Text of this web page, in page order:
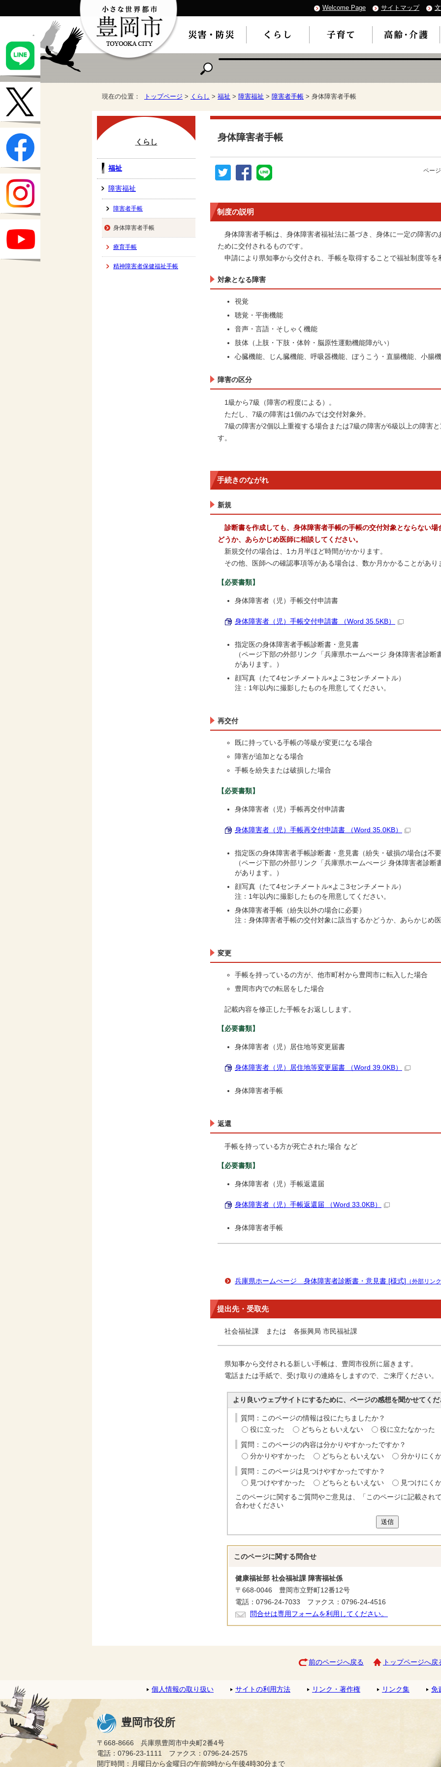
Welcome Page サイトマップ
現在の位置： トップページ > くらし > 福祉 > 障害福祉 > 障害者手帳 > 身体障害者手帳
身体障害者手帳
ペー
制度の説明
身体障害者手帳は、身体障害者福祉法に基づき、身体に一定の障害の
ために交付されるものです。
申請により県知事から交付され、手帳を取得することで福祉制度等を
対象となる障害
視覚
聴覚・平衡機能
音声・言語・そしゃく機能
肢体（上肢・下肢・体幹・脳原性運動機能障がい）
心臓機能、じん臓機能、呼吸器機能、ぼうこう・直腸機能、小腸
障害の区分
1級から7級（障害の程度による）。
ただし、7級の障害は1個のみでは交付対象外。
7級の障害が2個以上重複する場合または7級の障害が6級以上の障害
す。
手続きのながれ
新規
診断書を作成しても、身体障害者手帳の手帳の交付対象とならない場
どうか、あらかじめ医師に相談してください。
新規交付の場合は、1カ月半ほど時間がかかります。
その他、医師への確認事項等がある場合は、数か月かかることがあり
【必要書類】
身体障害者（児）手帳交付申請書
身体障害者（児）手帳交付申請書 （Word 35.5KB）
指定医の身体障害者手帳診断書・意見書
（ページ下部の外部リンク「兵庫県ホームぺージ 身体障害者診
があります。）
顔写真（たて4センチメートル×よこ3センチメートル）
注：1年以内に撮影したものを用意してください。
再交付
既に持っている手帳の等級が変更になる場合
障害が追加となる場合
手帳を紛失または破損した場合
【必要書類】
身体障害者（児）手帳再交付申請書
身体障害者（児）手帳再交付申請書 （Word 35.0KB）
指定医の身体障害者手帳診断書・意見書（紛失・破損の場合は不
（ページ下部の外部リンク「兵庫県ホームぺージ 身体障害者診
があります。）
顔写真（たて4センチメートル×よこ3センチメートル）
注：1年以内に撮影したものを用意してください。
身体障害者手帳（紛失以外の場合に必要）
注：身体障害者手帳の交付対象に該当するかどうか、あらかじめ
変更
手帳を持っているの方が、他市町村から豊岡市に転入した場合
豊岡市内での転居をした場合
記載内容を修正した手帳をお返しします。
【必要書類】
身体障害者（児）居住地等変更届書
身体障害者（児）居住地等変更届書 （Word 39.0KB）
身体障害者手帳
返還
手帳を持っている方が死亡された場合 など
【必要書類】
身体障害者（児）手帳返還届
身体障害者（児）手帳返還届 （Word 33.0KB）
身体障害者手帳
兵庫県ホームぺージ 身体障害者診断書・意見書 [様式] （外部リン
提出先・受取先
社会福祉課 または 各振興局 市民福祉課
県知事から交付される新しい手帳は、豊岡市役所に届きます。
電話または手紙で、受け取りの連絡をしますので、ご来庁ください。
より良いウェブサイトにするために、ページの感想を聞かせてく
質問：このページの情報は役にたちましたか？
役に立った
どちらともいえない 役に立たなかった
質問：このページの内容は分かりやすかったですか？
分かりやすかった
どちらともいえない 分かりにく
質問：このページは見つけやすかったですか？
見つけやすかった
どちらともいえない
見つけにく
このページに関するご質問やご意見は、「このページに記載され
合わせください
送信
このページに関する 問合せ
健康福祉部 社会福祉課 障害福祉係
〒668-0046 豊岡市立野町12番12号
電話：0796-24-7033 ファクス：0796-24-4516
問合せは専用フォームを利用してください。
くらし
福祉
障害福祉
障害者手帳
身体障害者手帳
療育手帳
精神障害者保健福祉手帳
前のページへ戻る トップページへ戻
個人情報の取り扱い サイトの利用方法 リンク・著作権 リンク集 免
豊岡市役所
〒668-8666 兵庫県豊岡市中央町2番4号
電話：0796-23-1111 ファクス：0796-24-2575
開庁時間：月曜日から金曜日の午前9時から午後4時30分まで